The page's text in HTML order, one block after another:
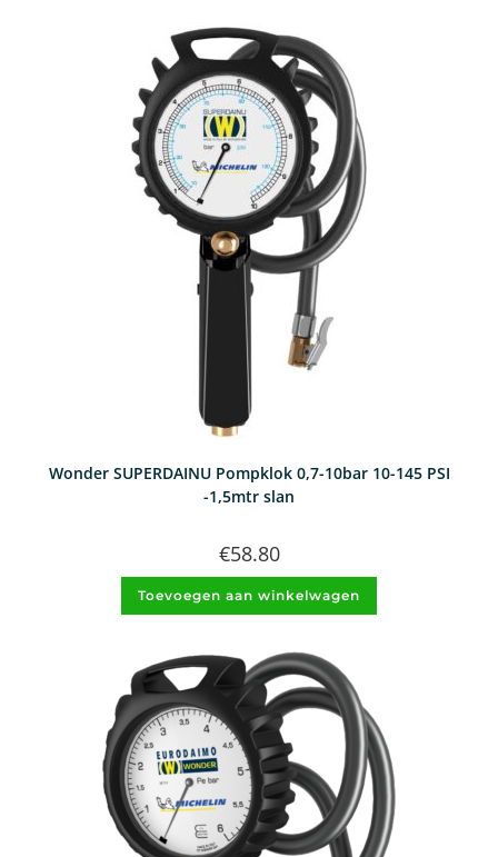
Wonder SUPERDAINU Pompklok 0,7-10bar 10-145 PSI
-1,5mtr slan
€58.80
Toevoegen aan winkelwagen